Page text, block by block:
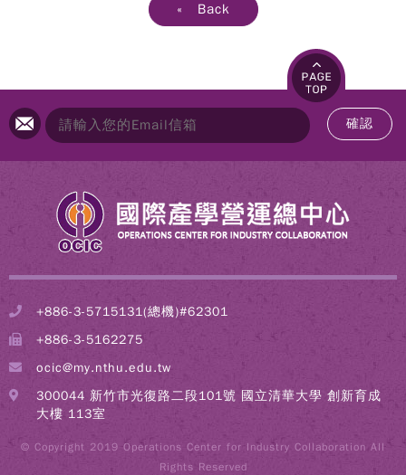
« Back
確認
+886-3-5715131(總機)#62301
+886-3-5162275
ocic@my.nthu.edu.tw
300044 新竹市光復路二段101號 國立清華大學 創新育成
大樓 113室
© Copyright 2019 Operations Center for Industry Collaboration All
Rights Reserved